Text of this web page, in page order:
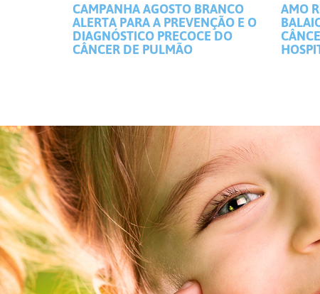
CAMPANHA AGOSTO BRANCO
ALERTA PARA A PREVENÇÃO E O
DIAGNÓSTICO PRECOCE DO
CÂNCER DE PULMÃO
AMO